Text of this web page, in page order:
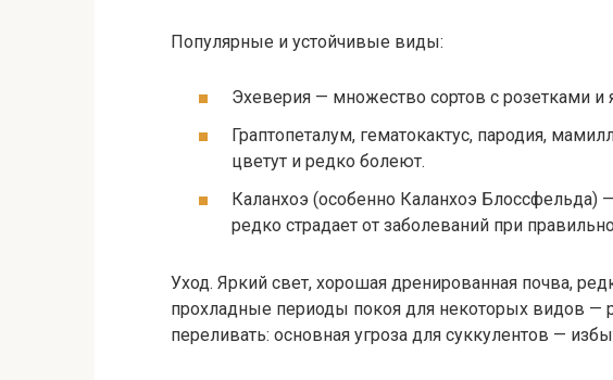
Популярные и устойчивые виды:
Эхеверия — множество сортов с розетками и
Граптопеталум, гематокактус, пародия,
цветут и редко болеют.
Каланхоэ (особенно Каланхоэ Блоссфельда)
редко страдает от заболеваний при
Уход. Яркий свет, хорошая дренированная почва,
прохладные периоды покоя для некоторых видов —
переливать: основная угроза для суккулентов —